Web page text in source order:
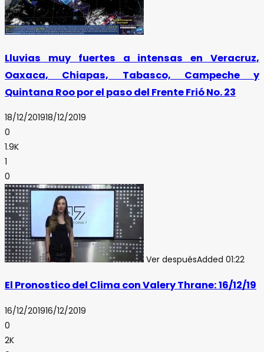
Lluvias muy fuertes a intensas en Veracruz,
Oaxaca, Chiapas, Tabasco, Campeche y
Quintana Roo por el paso del Frente Frió No. 23
18/12/201918/12/2019
0
1.9K
1
0
Ver despuésAdded 01:22
El Pronostico del Clima con Valery Thrane: 16/12/19
16/12/201916/12/2019
0
2K